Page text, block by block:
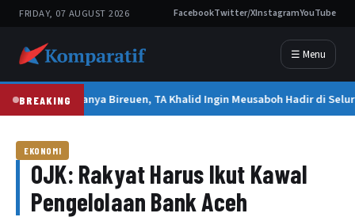
FRIDAY, 07 AUGUST 2026 FacebookTwitter/XInstagramYouTube
☰ Menu
BREAKINGTak Hanya Bireuen, TA Khalid Ingin Meusaboh Hadir di
EKONOMI
OJK: Rakyat Harus Ikut Kawal
Pengelolaan Bank Aceh